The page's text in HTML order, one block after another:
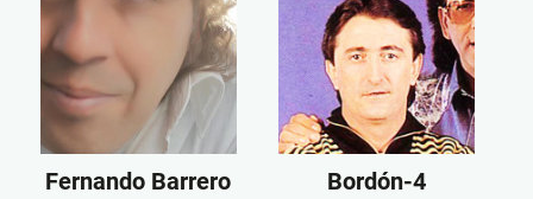
Fernando Barrero Bordón-4